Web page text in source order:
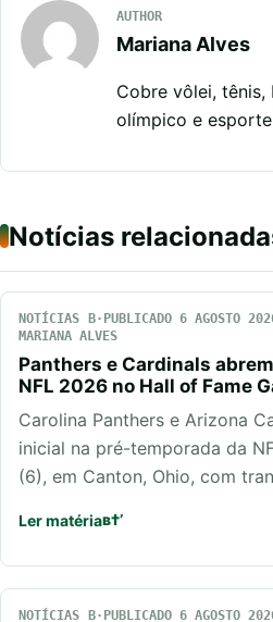
AUTHOR
Mariana Alves
Cobre vôlei, tênis,
olímpico e
Notícias
NOTÍCIAS PUBLICADO 6 AGOSTO
MARIANA ALVES
Panthers e Cardinals
NFL 2026 no Hall of Fame
Carolina Panthers e Arizona
inicial na pré-temporada da
(6), em Canton, Ohio, com
Ler matéria
NOTÍCIAS PUBLICADO 6 AGOSTO